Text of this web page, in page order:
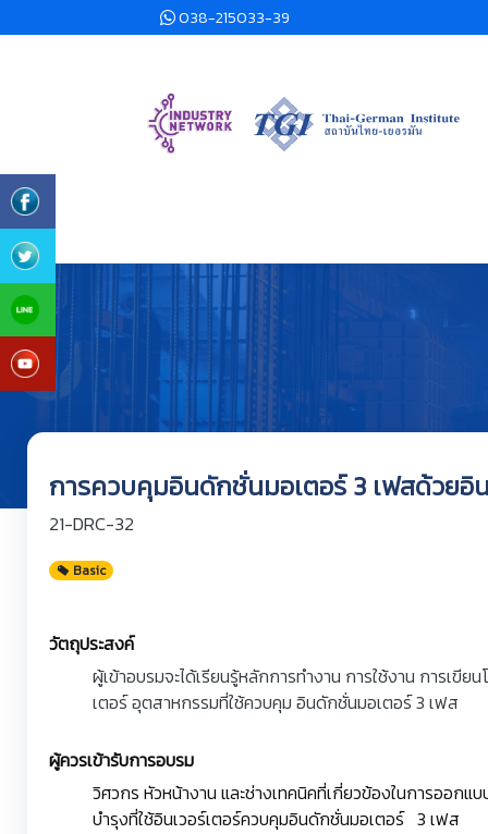
038-215033-39
การควบคุมอินดักชั่นมอเตอร์ 3 เฟสด้วยอิน
21-DRC-32
Basic
วัตถุประสงค์
ผู้เข้าอบรมจะได้เรียนรู้หลักการทำงาน การใช้งาน การเขีย
เตอร์ อุตสาหกรรมที่ใช้ควบคุม อินดักชั่นมอเตอร์ 3 เฟส
ผู้ควรเข้ารับการอบรม
วิศวกร หัวหน้างาน และช่างเทคนิคที่เกี่ยวข้องในการออก
บำรุงที่ใช้อินเวอร์เตอร์ควบคุมอินดักชั่นมอเตอร์ 3 เฟส